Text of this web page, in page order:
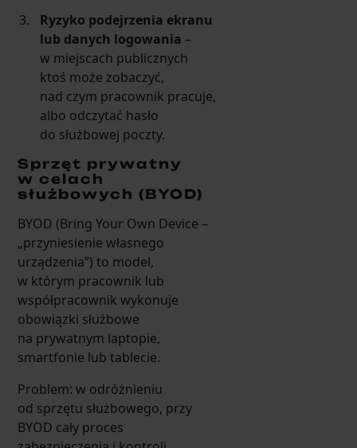
Ryzyko podejrzenia ekranu
lub danych logowania –
w miejscach publicznych
ktoś może zobaczyć,
nad czym pracownik pracuje,
albo odczytać hasło
do służbowej poczty.
Sprzęt prywatny
w celach
służbowych (BYOD)
BYOD (Bring Your Own Device –
„przyniesienie własnego
urządzenia”) to model,
w którym pracownik lub
współpracownik wykonuje
obowiązki służbowe
na prywatnym laptopie,
smartfonie lub tablecie.
Problem: w odróżnieniu
od sprzętu służbowego, przy
BYOD cały proces